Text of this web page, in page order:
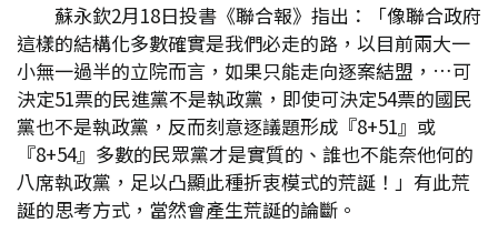
蘇永欽2月18日投書《聯合報》指出：「像聯合政府
這樣的結構化多數確實是我們必走的路，以目前兩大一
小無一過半的立院而言，如果只能走向逐案結盟，…可
決定51票的民進黨不是執政黨，即使可決定54票的國民
黨也不是執政黨，反而刻意逐議題形成『8+51』或
『8+54』多數的民眾黨才是實質的、誰也不能奈他何的
八席執政黨，足以凸顯此種折衷模式的荒誕！」有此荒
誕的思考方式，當然會產生荒誕的論斷。